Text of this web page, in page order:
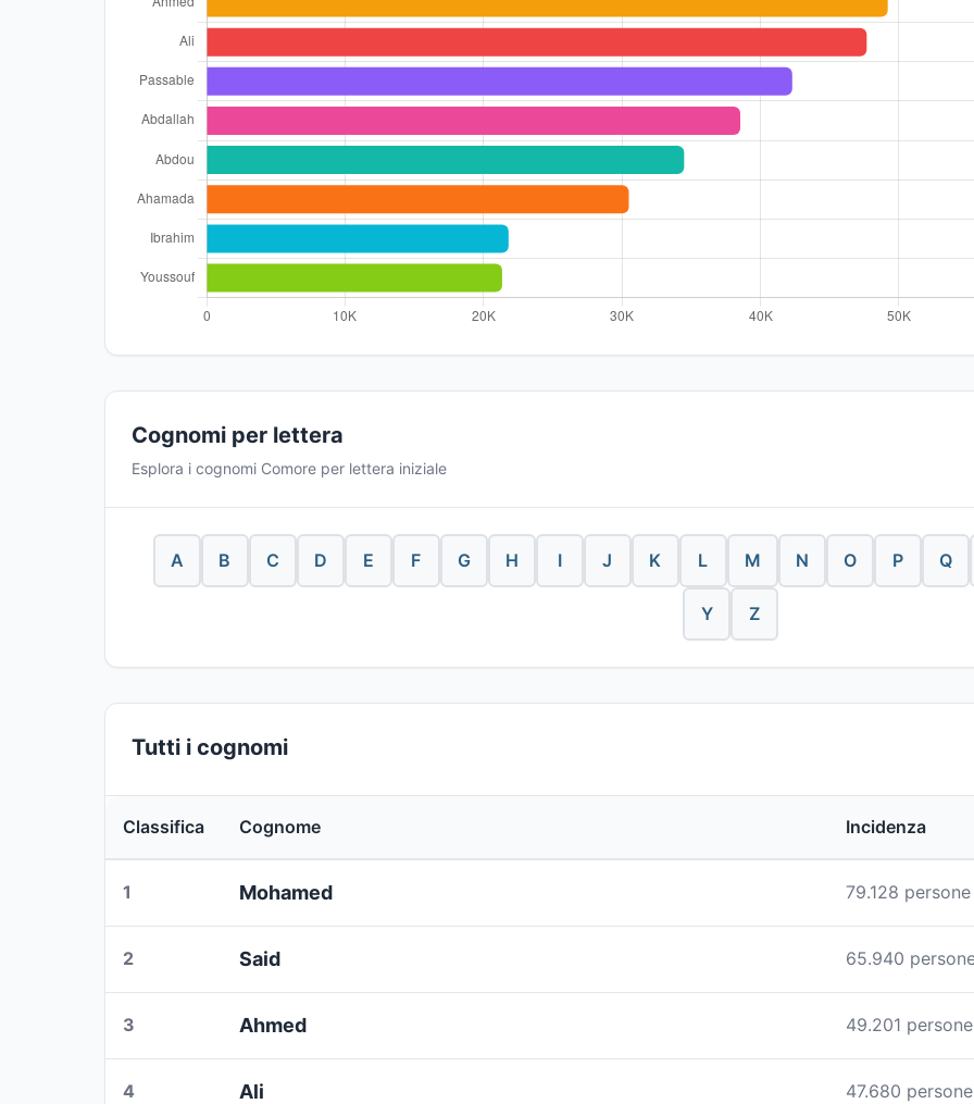
Cognomi per lettera
Esplora i cognomi Comore per lettera iniziale
A B C D E F G H I J K L M N O P Q
Y Z
Tutti i cognomi
Classifica Cognome Incidenza
1 Mohamed 79.128 persone
2 Said 65.940
3 Ahmed 49.201 persone
4 Ali 47.680 persone